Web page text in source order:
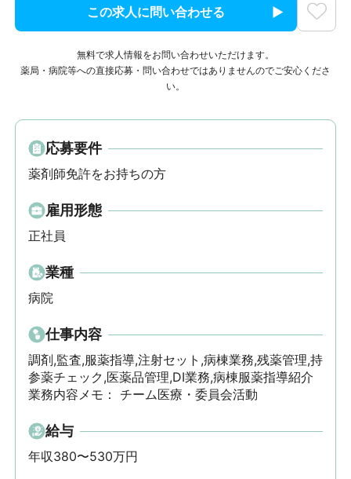
この求人に問い合わせる
無料で求人情報をお問い合わせいただけます。
薬局・病院等への直接応募・問い合わせではありませんのでご安心くださ
い。
応募要件
薬剤師免許をお持ちの方
雇用形態
正社員
業種
病院
仕事内容
調剤,監査,服薬指導,注射セット,病棟業務,残薬管理,持
参薬チェック,医薬品管理,DI業務,病棟服薬指導紹介
業務内容メモ： チーム医療・委員会活動
給与
年収380〜530万円